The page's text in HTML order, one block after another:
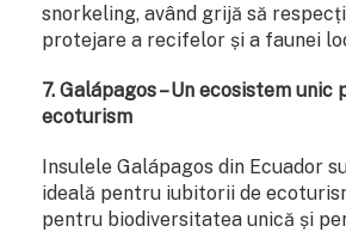
snorkeling, având grijă să
protejare a recifelor și a faunei
7. Galápagos – Un ecosistem unic
ecoturism
Insulele Galápagos din Ecuador
ideală pentru iubitorii de
pentru biodiversitatea unică și